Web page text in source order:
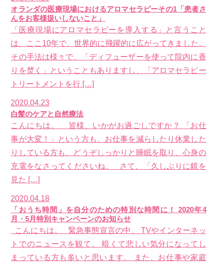
オランダの医療現場におけるアロマセラピーその1「患者さ
んをお客様扱いしないこと」
「医療現場にアロマセラピーを導入する」と言うこと
は、ここ10年で、世界的に飛躍的に広がってきました。
その手法は様々で、「ディフューザーを使って院内に香
りを焚く」ということもありますし、「アロマセラピー
トリートメントを行 […]
2020.04.23
白髪のケアと自然療法
こんにちは。 皆様、いかがお過ごしですか？ 「お仕
事が大変！」という方も、お仕事を減らしたり休業した
りしている方も、どうぞしっかりと睡眠を取り、心身の
充電をなさってくださいね。 さて、「久しぶりに鏡を
見た […]
2020.04.18
「おうち時間」を自分のための特別な時間に！ 2020年4
月・5月特別キャンペーンのお知らせ
こんにちは。 緊急事態宣言の中、 TVやインターネッ
トでのニュースを観て、 暗くて悲しい気分になってし
まっている方も多いと思います。 また、お仕事や家庭